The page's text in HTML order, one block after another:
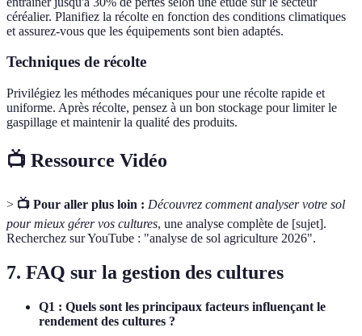
céréalier. Planifiez la récolte en fonction des conditions climatiques
et assurez-vous que les équipements sont bien adaptés.
Techniques de récolte
Privilégiez les méthodes mécaniques pour une récolte rapide et
uniforme. Après récolte, pensez à un bon stockage pour limiter le
gaspillage et maintenir la qualité des produits.
📺 Ressource Vidéo
> 📺 Pour aller plus loin : Découvrez comment analyser votre sol
pour mieux gérer vos cultures, une analyse complète de [sujet].
Recherchez sur YouTube : "analyse de sol agriculture 2026".
7. FAQ sur la gestion des cultures
Q1 : Quels sont les principaux facteurs influençant le
rendement des cultures ?